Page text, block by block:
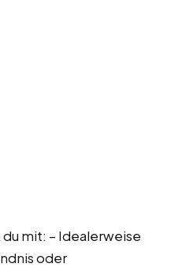
mit: – Idealerweise
oder